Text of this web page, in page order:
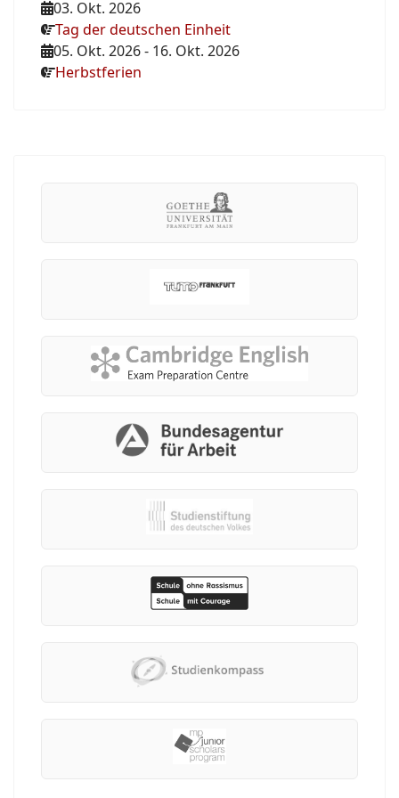
03. Okt. 2026
Tag der deutschen Einheit
05. Okt. 2026- 16. Okt. 2026
Herbstferien